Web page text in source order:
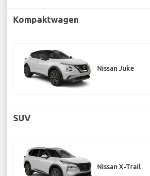
Kompaktwagen
Nissan Juke
SUV
Nissan X-Trail